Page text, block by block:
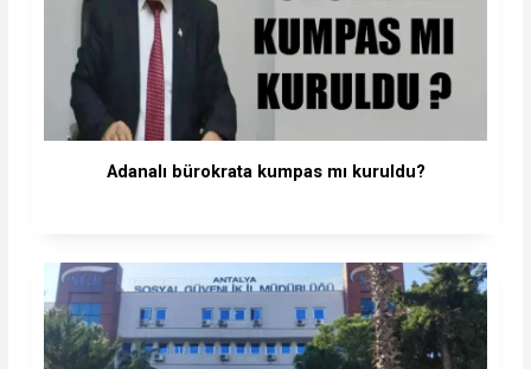
Adanalı bürokrata kumpas mı kuruldu?